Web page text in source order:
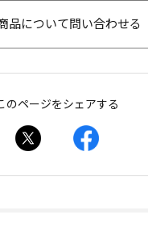
品について問い合わせる
のページをシェアする